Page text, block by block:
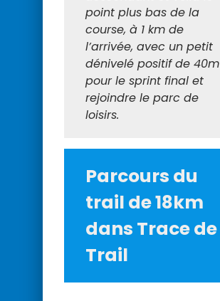
point plus bas de la
course, à 1 km de
l’arrivée, avec un petit
dénivelé positif de 40m
pour le sprint final et
rejoindre le parc de
loisirs.
Parcours du
trail de 18km
dans Trace de
Trail